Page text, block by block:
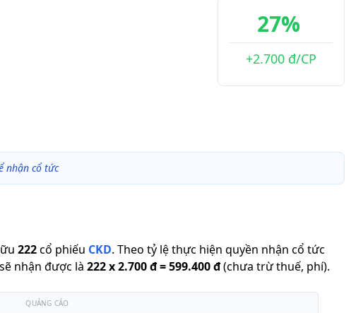
27%
+2.700 đ/CP
nhận cổ tức
222cổ phiếu CKD. Theo tỷ lệ thực hiện quyền nhận cổ tức
nhận được là 222x2.700 đ=599.400 đ(chưa trừ thuế, phí).
QUẢNG CÁO